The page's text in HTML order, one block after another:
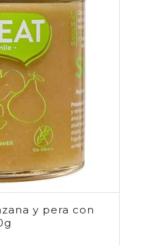
y pera con